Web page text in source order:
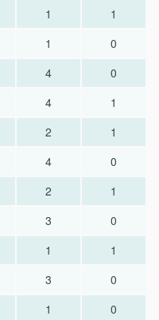
1
1
1
0
4
0
4
1
2
1
4
0
2
1
3
0
1
1
3
0
1
0